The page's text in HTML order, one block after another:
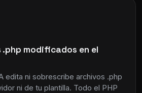
modificados en el
edita ni sobrescribe archivos .php
ni de tu plantilla. Todo el PHP